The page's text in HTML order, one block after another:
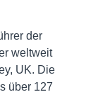
der
weltweit
UK. Die
über 127